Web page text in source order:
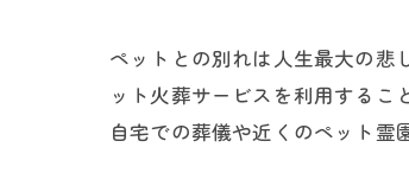
ペットとの別れは人生最大の悲
ット火葬サービスを利用するこ
自宅での葬儀や近くのペット霊